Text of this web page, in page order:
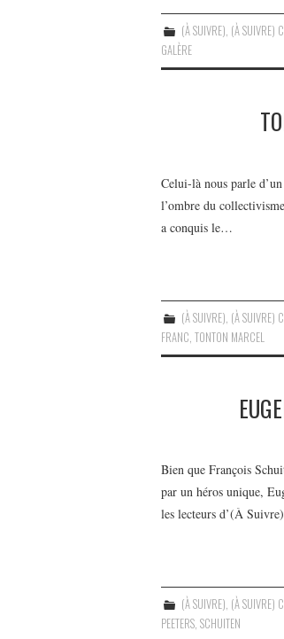
(À SUIVRE), (À SUIVRE)
GALÈRE
Celui-là nous parle
l’ombre du
a conquis le…
(À SUIVRE) (À SUIVRE)
FRANC TONTON MARCEL
Bien que François
par un héros unique,
les lecteurs d’(À
(À SUIVRE), (À SUIVRE)
PEETERS, SCHUITEN